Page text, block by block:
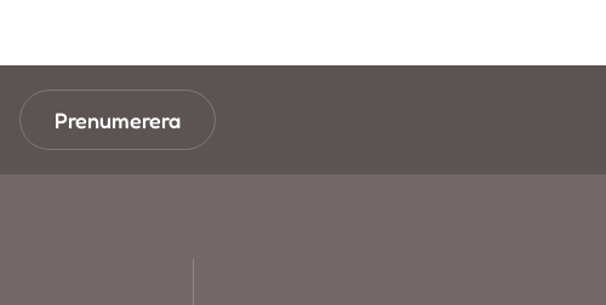
Prenumerera